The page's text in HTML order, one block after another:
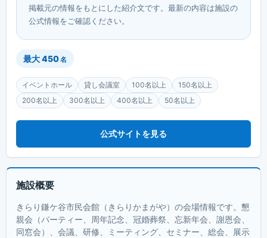
掲載元の情報をもとにした紹介文です。最新の内容は施設の
公式情報をご確認ください。
最大450名
イベントホール 貸し会議室 100名以上
150名以上
200名以上
300名以上 400名以上 50名以上
公式サイトを見る
施設概要
きらり鎌ケ谷市民会館（きらりかまがや）の会場情報です。懇
親会（パーティー、周年記念、冠婚葬祭、忘新年会、謝恩会、
同窓会）、会議、研修、ミーティング、セミナー、総会、展示